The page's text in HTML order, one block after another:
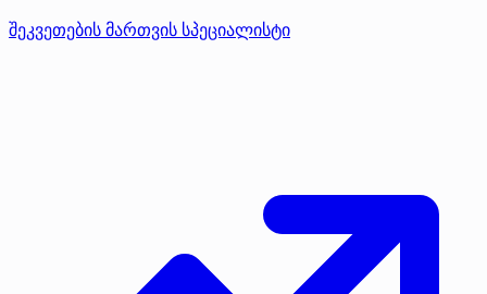
შეკვეთების მართვის სპეციალისტი